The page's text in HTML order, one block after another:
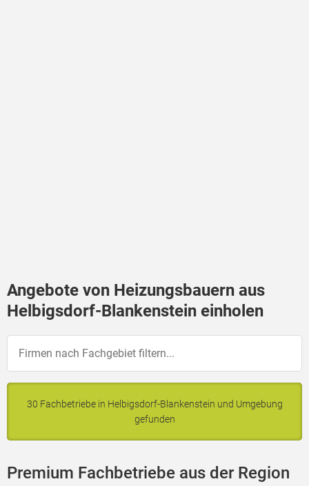
Angebote von Heizungsbauern aus
Helbigsdorf-Blankenstein einholen
30 Fachbetriebe in Helbigsdorf-Blankenstein und Umgebung
gefunden
Premium Fachbetriebe aus der Region